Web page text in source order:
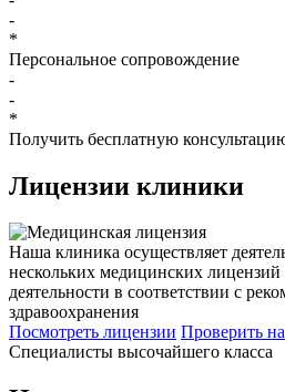
-
*
Персональное сопровождение
-
-
*
Получить бесплатную
Лицензии клиники
Наша клиника осуществляет
нескольких медицинских
деятельности в соответствии с
здравоохранения
Посмотреть лицензии Проверить
Специалисты высочайшего класса